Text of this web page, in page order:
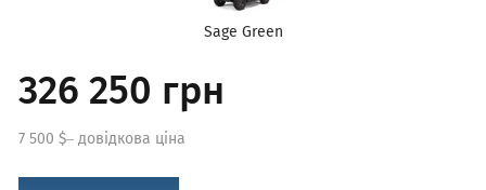
Sage Green
326 250 грн
7 500 $– довідкова ціна